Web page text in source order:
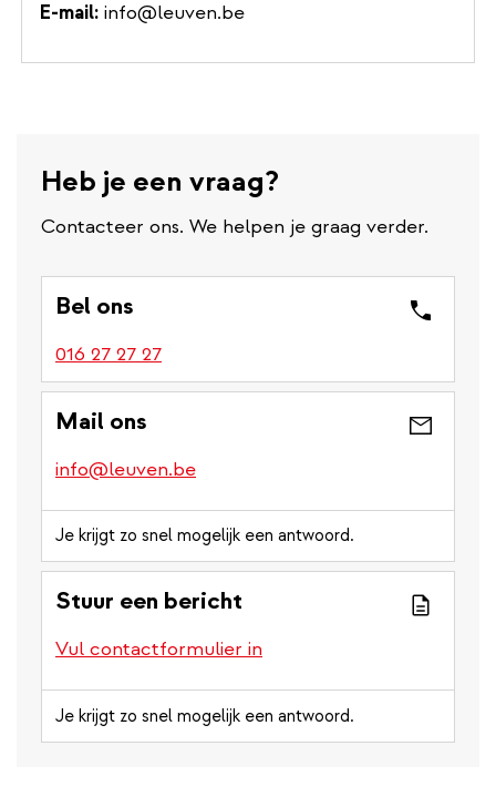
E-mail info@leuven.be
Heb je een vraag?
Contacteer ons. We helpen je graag verder.
Bel ons
016 27 27 27
Mail ons
info@leuven.be
Je krijgt zo snel mogelijk een antwoord.
Stuur een bericht
Vul contactformulier in
Je krijgt zo snel mogelijk een antwoord.